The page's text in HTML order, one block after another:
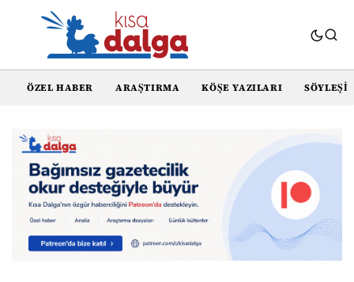
ÖZEL HABER ARAŞTIRMA KÖŞE YAZILARI SÖYLEŞI